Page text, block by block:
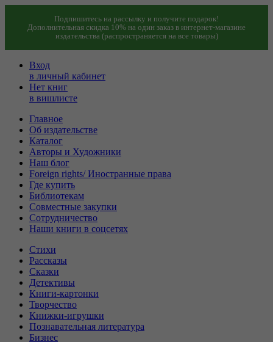
Подпишитесь на рассылку и получите подарок!
Дополнительная скидка 10% на один заказ в интернет-магазине
издательства (распространяется на все товары)
Вход
в личный кабинет
Нет книг
в вишлисте
Главное
Об издательстве
Каталог
Авторы и Художники
Наш блог
Foreign rights/ Иностранные права
Где купить
Библиотекам
Совместные закупки
Сотрудничество
Наши книги в соцсетях
Стихи
Рассказы
Сказки
Детективы
Книги-картонки
Творчество
Книжки-игрушки
Познавательная литература
Бизнес